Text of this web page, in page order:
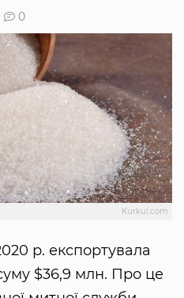
0
Kurkul.com
р. експортувала
$36,9 млн. Про це